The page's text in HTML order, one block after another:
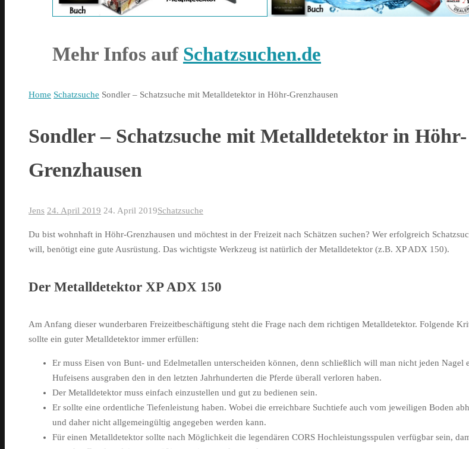
Mehr Infos auf Schatzsuchen.de
Home Schatzsuche Sondler – Schatzsuche mit Metalldetektor in Höhr-Grenzhausen
Sondler – Schatzsuche mit Metalldetektor in Höhr-
Grenzhausen
Jens 24. April 2019 24. April 2019Schatzsuche
Du bist wohnhaft in Höhr-Grenzhausen und möchtest in der Freizeit nach Schätzen suchen? Wer erfolgreich
will, benötigt eine gute Ausrüstung. Das wichtigste Werkzeug ist natürlich der Metalldetektor (z.B. XP ADX 150).
Der Metalldetektor XP ADX 150
Am Anfang dieser wunderbaren Freizeitbeschäftigung steht die Frage nach dem richtigen Metalldetektor. Folgende
sollte ein guter Metalldetektor immer erfüllen:
Er muss Eisen von Bunt- und Edelmetallen unterscheiden können, denn schließlich will man nicht jeden Nagel
Hufeisens ausgraben den in den letzten Jahrhunderten die Pferde überall verloren haben.
Der Metalldetektor muss einfach einzustellen und gut zu bedienen sein.
Er sollte eine ordentliche Tiefenleistung haben. Wobei die erreichbare Suchtiefe auch vom jeweiligen Boden
und daher nicht allgemeingültig angegeben werden kann.
Für einen Metalldetektor sollte nach Möglichkeit die legendären CORS Hochleistungsspulen verfügbar sein,